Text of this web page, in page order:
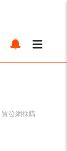
貿發網採購